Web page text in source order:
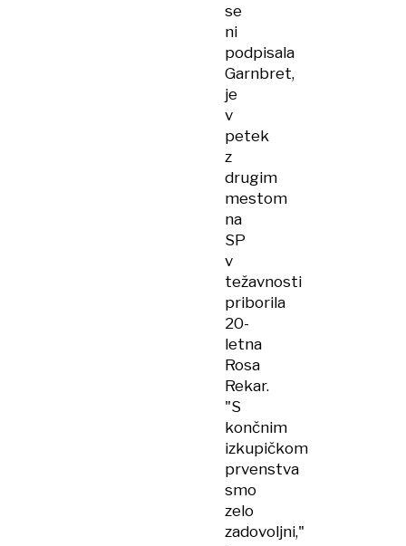
se
ni
podpisala
Garnbret,
je
v
petek
z
drugim
mestom
na
SP
v
težavnosti
priborila
20-
letna
Rosa
Rekar.
"S
končnim
izkupičkom
prvenstva
smo
zelo
zadovoljni,"